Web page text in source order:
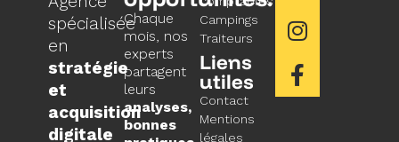
spécialisée
en
stratégie
et
acquisition
digitale
Chaque
mois, nos
experts
partagent
leurs
analyses,
bonnes
Campings
Traiteurs
Liens
utiles
Contact
Mentions
légales